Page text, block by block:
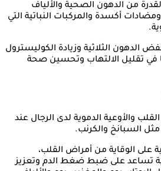
من الدهون الصحية والألياف
أكسدة والمركبات النباتية التي
الدهون الثلاثية وزيادة الكوليسترول
في تقليل الالتهاب وتحسين صحة
والأوعية الدموية لدى الرجال عند
مثل السبانخ والكرنب.
على الوقاية من أمراض القلب،
تساعد على ضبط ضغط الدم وتعزيز